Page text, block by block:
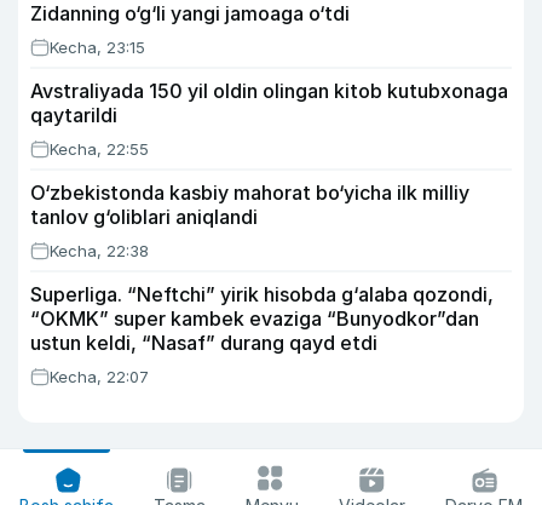
Zidanning o‘g‘li yangi jamoaga o‘tdi
Kecha, 23:15
Avstraliyada 150 yil oldin olingan kitob kutubxonaga
qaytarildi
Kecha, 22:55
O‘zbekistonda kasbiy mahorat bo‘yicha ilk milliy
tanlov g‘oliblari aniqlandi
Kecha, 22:38
Superliga. “Neftchi” yirik hisobda g‘alaba qozondi,
“OKMK” super kambek evaziga “Bunyodkor”dan
ustun keldi, “Nasaf” durang qayd etdi
Kecha, 22:07